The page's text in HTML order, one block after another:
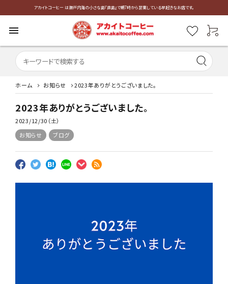
アカイトコーヒー は瀬戸内海の小さな島『直島』で朝7時から営業している早起きなお店です。
menu
ホーム お知らせ 2023年ありがとうございました。
2023年ありがとうございました。
2023/12/30（土）
お知らせ
ブログ